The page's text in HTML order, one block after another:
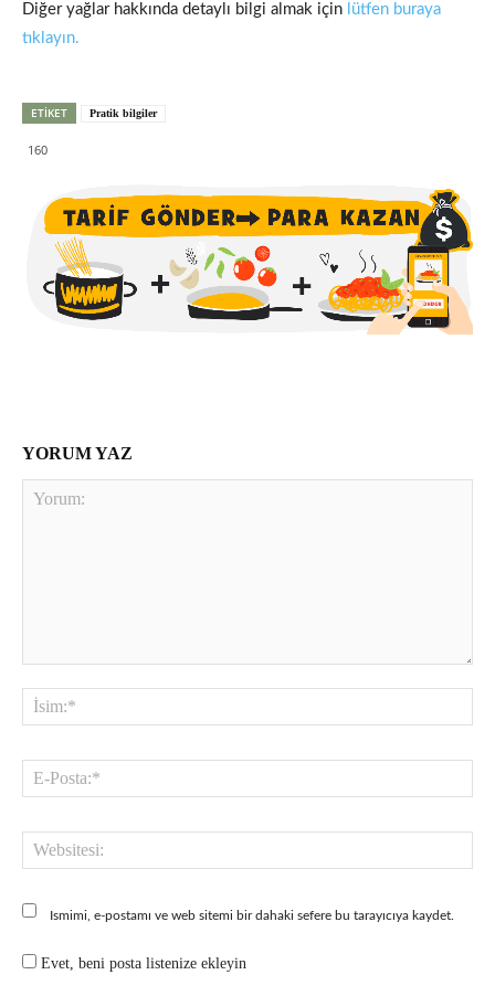
Diğer yağlar hakkında detaylı bilgi almak için lütfen buraya
tıklayın.
ETIKET Pratik bilgiler
160
YORUM YAZ
Ismimi, e-postamı ve web sitemi bir dahaki sefere bu tarayıcıya kaydet.
Evet, beni posta listenize ekleyin